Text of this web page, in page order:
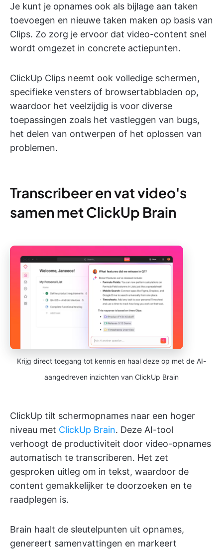
Je kunt je opnames ook als bijlage aan taken
toevoegen en nieuwe taken maken op basis van
Clips. Zo zorg je ervoor dat video-content snel
wordt omgezet in concrete actiepunten.
ClickUp Clips neemt ook volledige schermen,
specifieke vensters of browsertabbladen op,
waardoor het veelzijdig is voor diverse
toepassingen zoals het vastleggen van bugs,
het delen van ontwerpen of het oplossen van
problemen.
Transcribeer en vat video's
samen met ClickUp Brain
Krijg direct toegang tot kennis en haal deze op met de AI-
aangedreven inzichten van ClickUp Brain
ClickUp tilt schermopnames naar een hoger
niveau met ClickUp Brain. Deze AI-tool
verhoogt de productiviteit door video-opnames
automatisch te transcriberen. Het zet
gesproken uitleg om in tekst, waardoor de
content gemakkelijker te doorzoeken en te
raadplegen is.
Brain haalt de sleutelpunten uit opnames,
genereert samenvattingen en markeert